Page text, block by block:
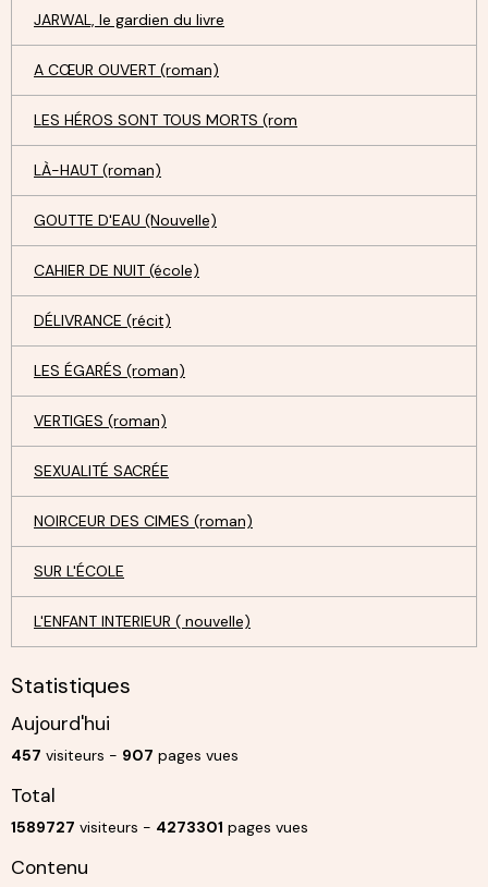
JARWAL, le gardien du livre
A CŒUR OUVERT (roman)
LES HÉROS SONT TOUS MORTS (rom
LÀ-HAUT (roman)
GOUTTE D'EAU (Nouvelle)
CAHIER DE NUIT (école)
DÉLIVRANCE (récit)
LES ÉGARÉS (roman)
VERTIGES (roman)
SEXUALITÉ SACRÉE
NOIRCEUR DES CIMES (roman)
SUR L'ÉCOLE
L'ENFANT INTERIEUR ( nouvelle)
Statistiques
Aujourd'hui
457 visiteurs - 907 pages vues
Total
1589727 visiteurs - 4273301 pages vues
Contenu